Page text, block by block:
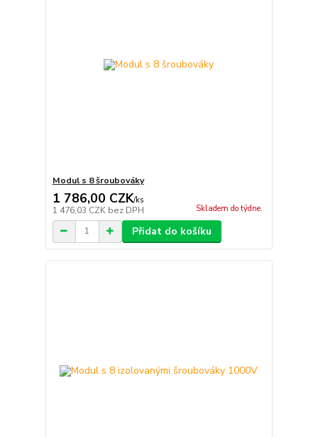
Modul s 8 šroubováky
1 786,00 CZK/ks
1 476,03 CZK bez DPH Skladem do týdne.
Přidat do košíku